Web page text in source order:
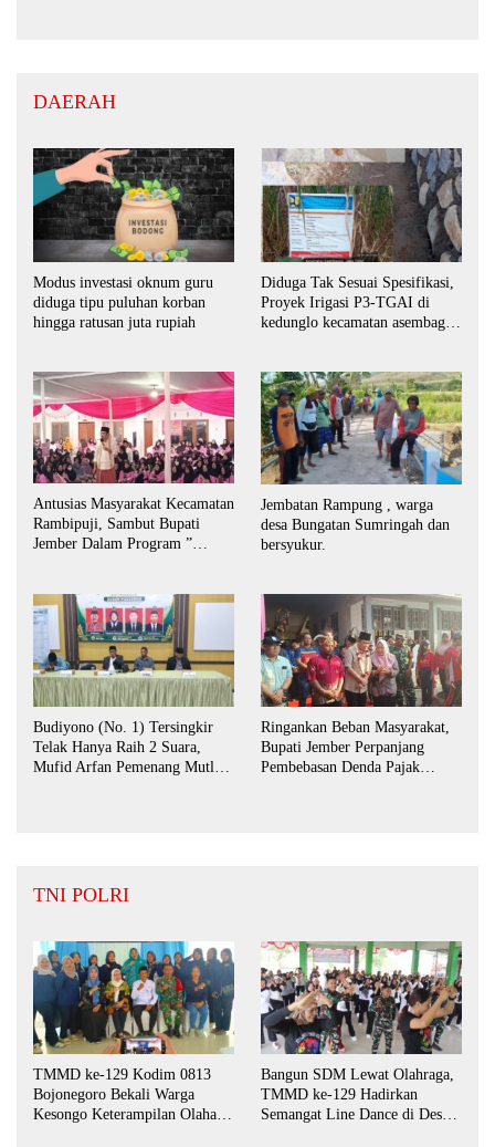
DAERAH
Modus investasi oknum guru
diduga tipu puluhan korban
hingga ratusan juta rupiah
Diduga Tak Sesuai Spesifikasi,
Proyek Irigasi P3-TGAI di
kedunglo kecamatan asembagus
Antusias Masyarakat Kecamatan
Rambipuji, Sambut Bupati
Jember Dalam Program ”
Jembatan Rampung , warga
desa Bungatan Sumringah dan
bersyukur.
Budiyono (No. 1) Tersingkir
Telak Hanya Raih 2 Suara,
Mufid Arfan Pemenang Mutlak
Ringankan Beban Masyarakat,
Bupati Jember Perpanjang
Pembebasan Denda Pajak
TNI POLRI
TMMD ke-129 Kodim 0813
Bojonegoro Bekali Warga
Kesongo Keterampilan Olahan
Bangun SDM Lewat Olahraga,
TMMD ke-129 Hadirkan
Semangat Line Dance di Desa